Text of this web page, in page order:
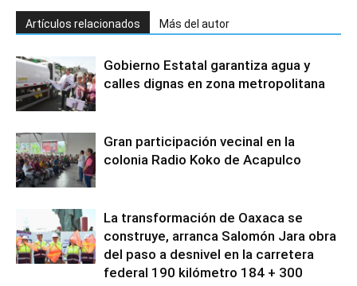
Artículos relacionados Más del autor
Gobierno Estatal garantiza agua y
calles dignas en zona metropolitana
Gran participación vecinal en la
colonia Radio Koko de Acapulco
La transformación de Oaxaca se
construye, arranca Salomón Jara obra
del paso a desnivel en la carretera
federal 190 kilómetro 184 + 300